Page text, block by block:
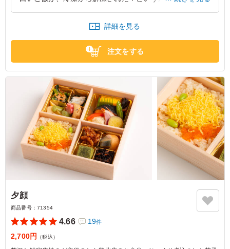
東京都千代田区有楽町2025/12/09
詳細を見る
注文をする
夕顔
商品番号： 71354
4.66 19件
2,700円 （税込）